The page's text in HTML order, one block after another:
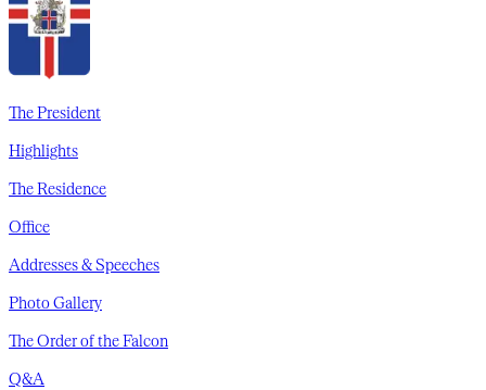
The President
Highlights
The Residence
Office
Addresses & Speeches
Photo Gallery
The Order of the Falcon
Q&A